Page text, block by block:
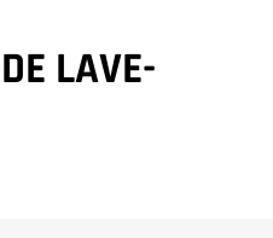
LAVE-